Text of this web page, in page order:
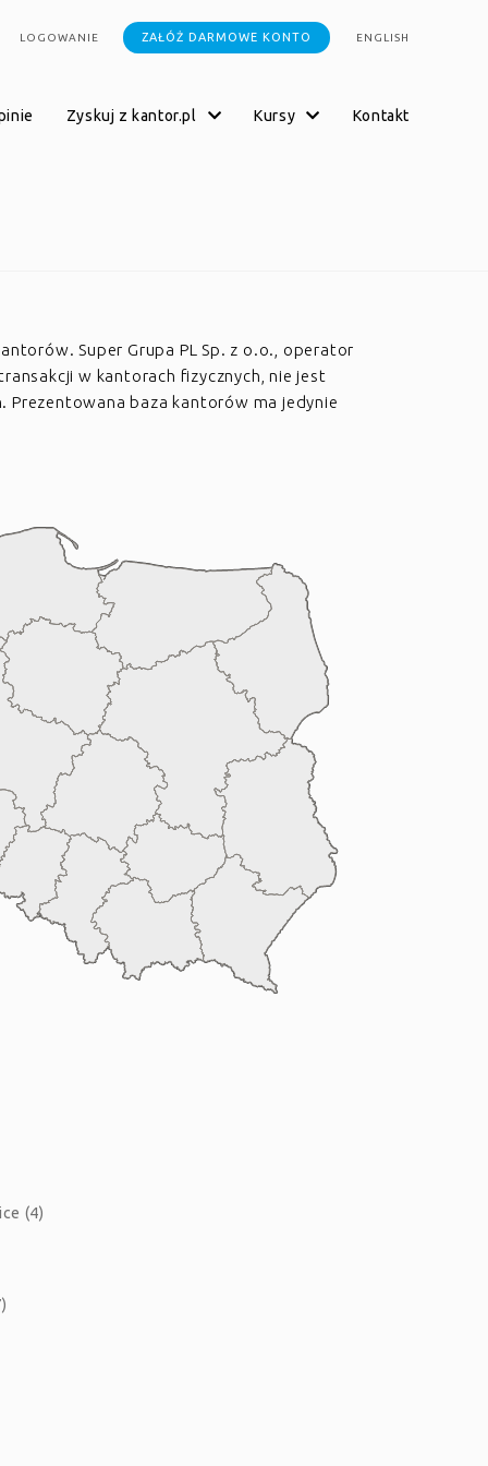
LOGOWANIE ZAŁÓŻ DARMOWE KONTO ENGLISH
zyskuj z kantor.pl kursy kontakt
Super Grupa PL Sp. z o.o., operator
w kantorach fizycznych, nie jest
Prezentowana baza kantorów ma jedynie
(4)